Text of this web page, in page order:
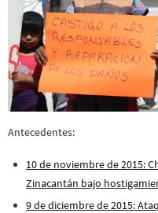
Antecedentes:
10 de noviembre de 2015:
Zinacantán bajo
9 de diciembre de 2015: